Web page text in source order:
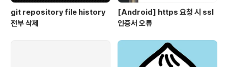
git repository file history
전부 삭제
[Android] https 요청 시 ssl
인증서 오류